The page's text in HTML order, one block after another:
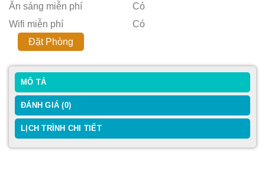
Ăn sáng miễn phí
Có
Wifi miễn phí
Có
Đặt Phòng
MÔ TẢ
ĐÁNH GIÁ (0)
LỊCH TRÌNH CHI TIẾT